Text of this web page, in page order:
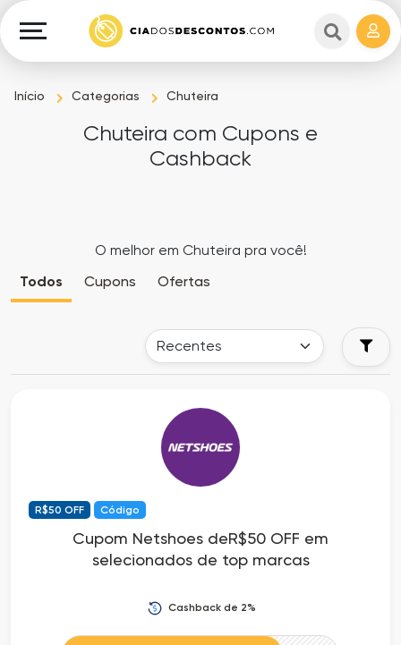
Cashback
Lojas
em
Especiais
Todos
Explorar
Cupons
Ajuda
Início Categorias Chuteira
Chuteira com Cupons e
Cashback
O melhor em Chuteira pra você!
Todos
Cupons Ofertas
R$50 OFF Código
Cupom Netshoes deR$50 OFF em
selecionados de top marcas
Cashback de 2%